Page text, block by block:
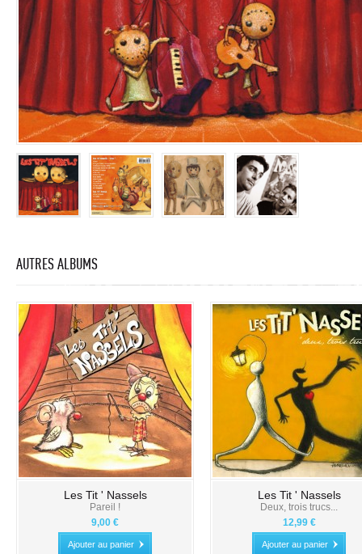
AUTRES ALBUMS
Les Tit ' Nassels
Pareil !
9,00 €
Ajouter au panier
Les Tit ' Nassels
Deux, trois trucs...
12,99 €
Ajouter au panier